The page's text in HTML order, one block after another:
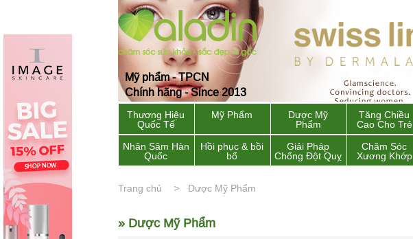
Mỹ phẩm - TPCN
Chính hãng - Since 2013
Thương Hiệu
Quốc Tế
Mỹ Phẩm
Dược Mỹ
Phẩm
Tăng Chiều
Cao Cho Trẻ
Nhân Sâm Hàn
Quốc
Hồi phục & bồi
bổ
Giải Pháp
Chống Đột Quỵ
Chăm Sóc
Xương Khớp
Trang chủ Dược Mỹ Phẩm
» Dược Mỹ Phẩm